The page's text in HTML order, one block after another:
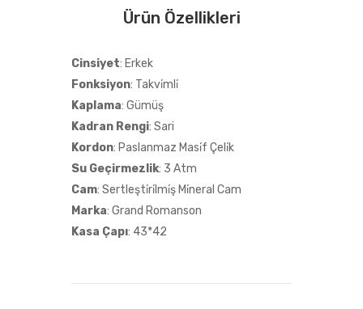
Ürün Özellikleri
Cinsiyet: Erkek
Fonksiyon: Takvi̇mli̇
Kaplama: Gümüş
Kadran Rengi: Sari
Kordon: Paslanmaz Masi̇f Çeli̇k
Su Geçirmezlik: 3 Atm
Cam: Sertleşti̇ri̇lmi̇ş Mi̇neral Cam
Marka: Grand Romanson
Kasa Çapı: 43*42